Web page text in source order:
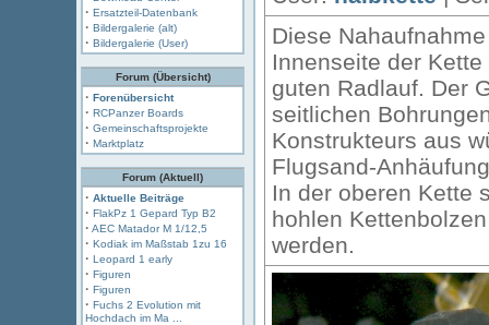
· Ersatzteil-Datenbank
· Bildergalerie (alt)
· Bildergalerie (User)
Forum (Übersicht)
· Forenübersicht
· RCPanzer Boards
· Gemeinschaftsprojekte
· Marktplatz
Forum (Aktuell)
· Aktuelle Beiträge
· FlakPz 1 Gepard Typ B2
· AEC Matador M 1/12,5
· Kodiak im Maßstab 1zu 16
· Leopard 1 early
· Figuren
· Figuren
· Fuchs 2 Evolution mit
Hochdach im Ma ...
Diese
Innenseite der
guten Radlauf. Der
seitlichen
Konstrukteurs aus
Flugsand-
In der oberen Kette
hohlen
werden.